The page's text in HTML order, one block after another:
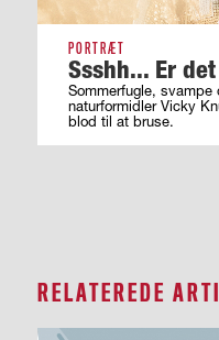
PORTRÆT
Ssshh... Er
Sommerfugle, svampe
naturformidler Vicky
blod til at bruse.
RELATEREDE